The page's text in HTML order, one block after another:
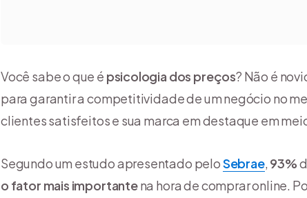
Você sabe o que é psicologia dos preços? Não é
para garantir a competitividade de um negócio no
clientes satisfeitos e sua marca em destaque em
Segundo um estudo apresentado peloSebrae, 93%
o fator mais importantena hora de comprar online.